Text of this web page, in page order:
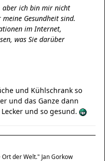
aber ich bin mir nicht
Gesundheit sind.
im Internet,
was Sie darüber
und Kühlschrank so
und das Ganze dann
und so gesund.
der Welt." Jan Gorkow